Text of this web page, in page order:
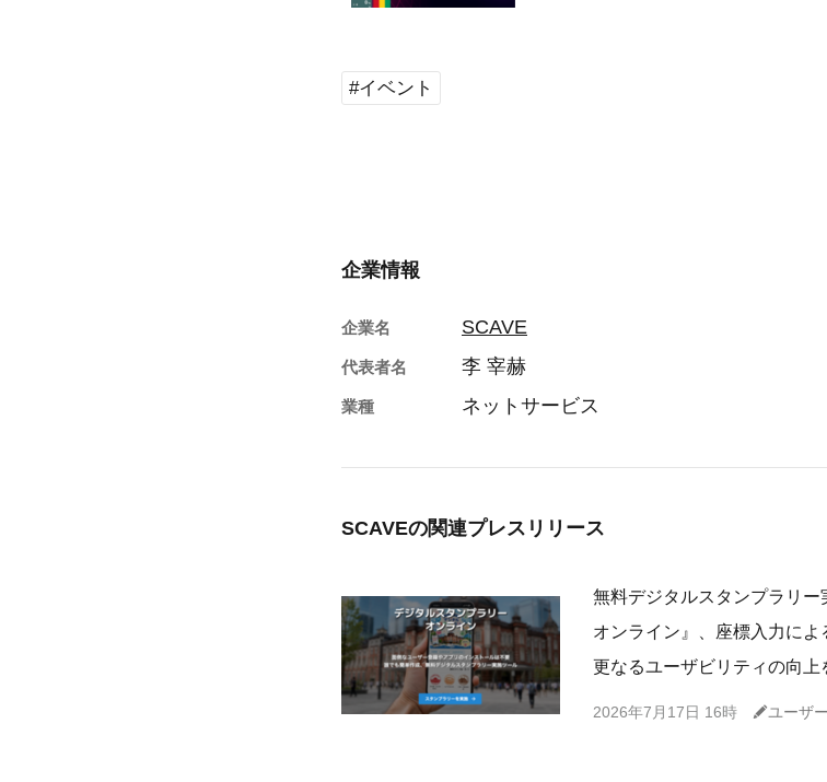
#イベント
企業情報
企業名 SCAVE
代表者名 李 宰赫
業種 ネットサービス
SCAVEの関連プレスリリース
無料デジタルスタンプラリ
オンライン』、座標入力によ
更なるユーザビリティの向上
2026年7月17日 16時 Cユーザ